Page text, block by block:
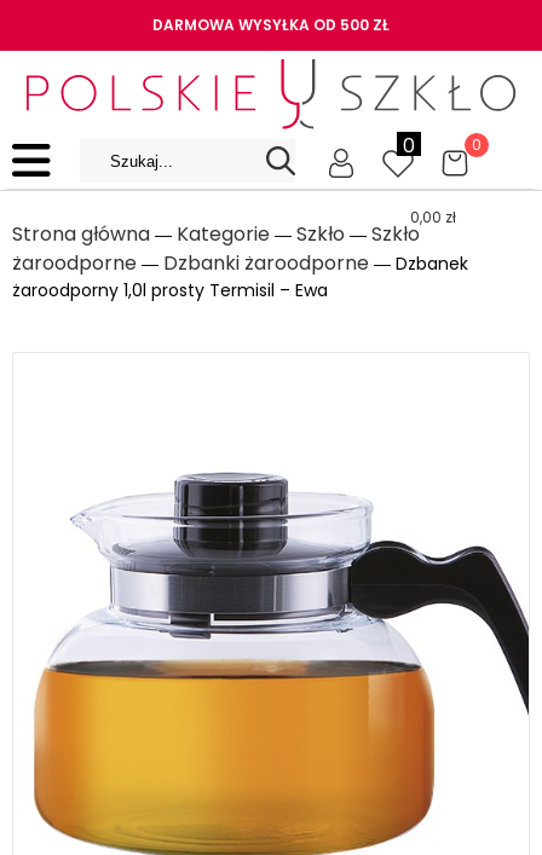
DARMOWA WYSYŁKA OD 500 ZŁ
0 0
0,00 zł
Strona główna ― Kategorie ― Szkło ― Szkło
żaroodporne ― Dzbanki żaroodporne ― Dzbanek
żaroodporny 1,0l prosty Termisil – Ewa